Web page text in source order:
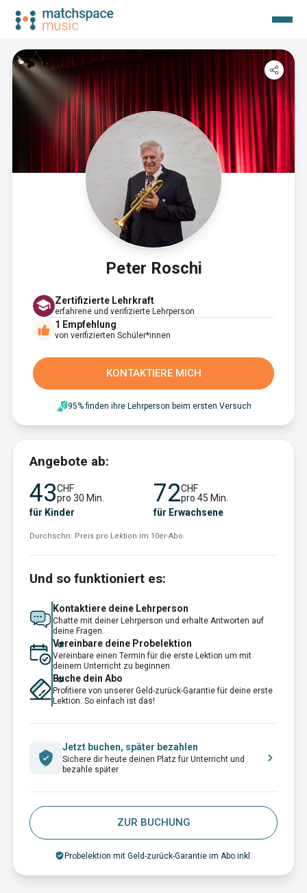
Peter Roschi
Zertifizierte Lehrkraft
erfahrene und verifizierte Lehrperson
1 Empfehlung
von verifizierten Schüler*innen
KONTAKTIERE MICH
95% finden ihre Lehrperson beim ersten Versuch
Angebote ab:
43CHF
pro 30 Min.
für Kinder
72CHF
pro 45 Min.
für Erwachsene
Durchschn. Preis pro Lektion im 10er-Abo.
Und so funktioniert es:
Kontaktiere deine Lehrperson
Chatte mit deiner Lehrperson und erhalte Antworten auf
deine Fragen.
Vereinbare deine Probelektion
Vereinbare einen Termin für die erste Lektion um mit
deinem Unterricht zu beginnen.
Buche dein Abo
Profitiere von unserer Geld-zurück-Garantie für deine erste
Lektion. So einfach ist das!
Jetzt buchen, später bezahlen
Sichere dir heute deinen Platz für Unterricht und
bezahle später
ZUR BUCHUNG
Probelektion mit Geld-zurück-Garantie im Abo inkl.